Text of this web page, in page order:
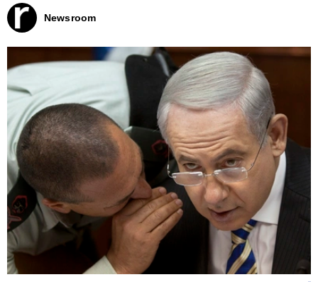
Newsroom